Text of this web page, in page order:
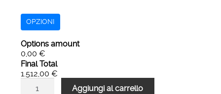
OPZIONI
Options amount
0,00 €
Final Total
1.512,00 €
Aggiungi al carrello